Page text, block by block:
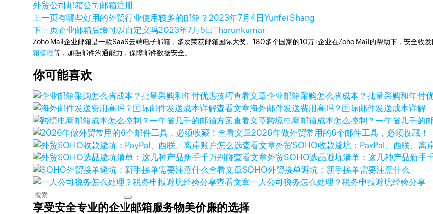
外贸公司邮箱公司邮箱注册
上一页有哪些好用的外贸行业使用较多的邮箱？2023年7月4日Yunfei Shang
下一页企业邮箱后缀可以自定义吗2023年7月5日Tharunkumar
Zoho Mail企业邮箱是一款SaaS云端电子邮箱，多次荣获邮箱国际大奖。180多个国家的10万+企业在Zoho Mail的帮助下，安全收
箱管理等，加强邮件沟通能力，保障邮件数据安全。
你可能喜欢
查看文章企业邮箱采购怎么省成本？批量采购和年付
查看文章海外邮件发送费用高吗？国际邮件发送成本详解
查看文章跨境电商邮箱成本怎么控制？一年省几千的
查看文章2026年做外贸常用的6个邮件工具，必须收藏！
查看文章外贸SOHO收款避坑：PayPal、西联、离
查看文章外贸SOHO选品避坑清单：这几种产品新手
查看文章SOHO外贸接单避坑：新手接单需要注意什么
查看文章一人公司税务怎么处理？税务申报避坑经验分享
享受安全专业的企业邮箱服务物美价廉的选择